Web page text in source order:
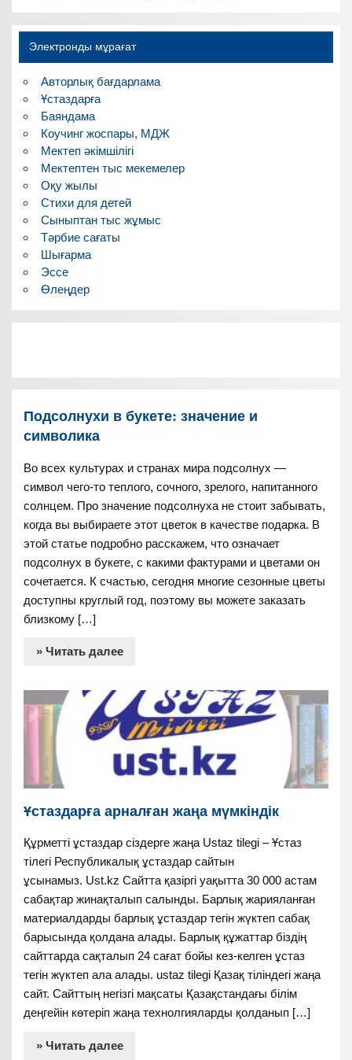
Электронды мұрағат
Авторлық бағдарлама
Ұстаздарға
Баяндама
Коучинг жоспары, МДЖ
Мектеп әкімшілігі
Мектептен тыс мекемелер
Оқу жылы
Стихи для детей
Сыныптан тыс жұмыс
Тәрбие сағаты
Шығарма
Эссе
Өлеңдер
Подсолнухи в букете: значение и
символика
Во всех культурах и странах мира подсолнух —
символ чего-то теплого, сочного, зрелого, напитанного
солнцем. Про значение подсолнуха не стоит забывать,
когда вы выбираете этот цветок в качестве подарка. В
этой статье подробно расскажем, что означает
подсолнух в букете, с какими фактурами и цветами он
сочетается. К счастью, сегодня многие сезонные цветы
доступны круглый год, поэтому вы можете заказать
близкому […]
» Читать далее
Ұстаздарға арналған жаңа мүмкіндік
Құрметті ұстаздар сіздерге жаңа Ustaz tilegi – Ұстаз
тілегі Республикалық ұстаздар сайтын
ұсынамыз. Ust.kz Сайтта қазіргі уақытта 30 000 астам
сабақтар жинақталып салынды. Барлық жарияланған
материалдарды барлық ұстаздар тегін жүктеп сабақ
барысында қолдана алады. Барлық құжаттар біздің
сайттарда сақталып 24 сағат бойы кез-келген ұстаз
тегін жүктеп ала алады. ustaz tilegi Қазақ тіліндегі жаңа
сайт. Сайттың негізгі мақсаты Қазақстандағы білім
деңгейін көтеріп жаңа технолгияларды қолданып […]
» Читать далее